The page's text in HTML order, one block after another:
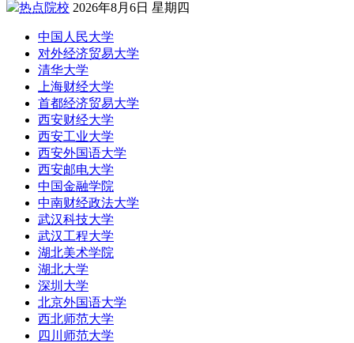
热点院校 2026年8月6日 星期四
中国人民大学
对外经济贸易大学
清华大学
上海财经大学
首都经济贸易大学
西安财经大学
西安工业大学
西安外国语大学
西安邮电大学
中国金融学院
中南财经政法大学
武汉科技大学
武汉工程大学
湖北美术学院
湖北大学
深圳大学
北京外国语大学
西北师范大学
四川师范大学